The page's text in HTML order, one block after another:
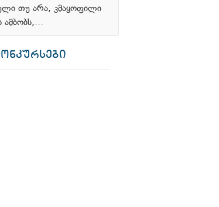
თუ არა, კმაყოფილი
ამბობს,…